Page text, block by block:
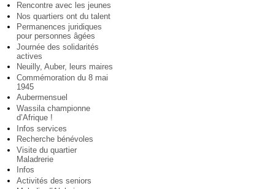
Rencontre avec les jeunes
Nos quartiers ont du talent
Permanences juridiques
pour personnes âgées
Journée des solidarités
actives
Neuilly, Auber, leurs maires
Commémoration du 8 mai
1945
Aubermensuel
Wassila championne
d’Afrique !
Infos services
Recherche bénévoles
Visite du quartier
Maladrerie
Infos
Activités des seniors